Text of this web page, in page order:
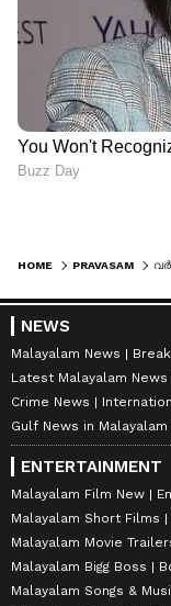
HOME PRAVASAM
NEWS
Malayalam News
Latest Malayalam News
Crime News
Gulf News in Malayalam
ENTERTAINMENT
Malayalam Film New
Malayalam Short Films
Malayalam Movie
Malayalam Bigg Boss
Malayalam Songs &